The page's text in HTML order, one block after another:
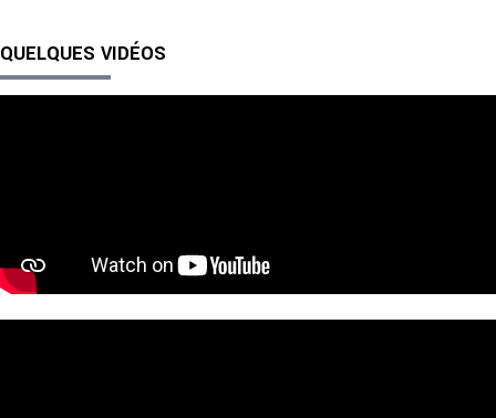
QUELQUES VIDÉOS